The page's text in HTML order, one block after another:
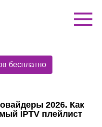
бесплатно
2026. Как
IPTV плейлист